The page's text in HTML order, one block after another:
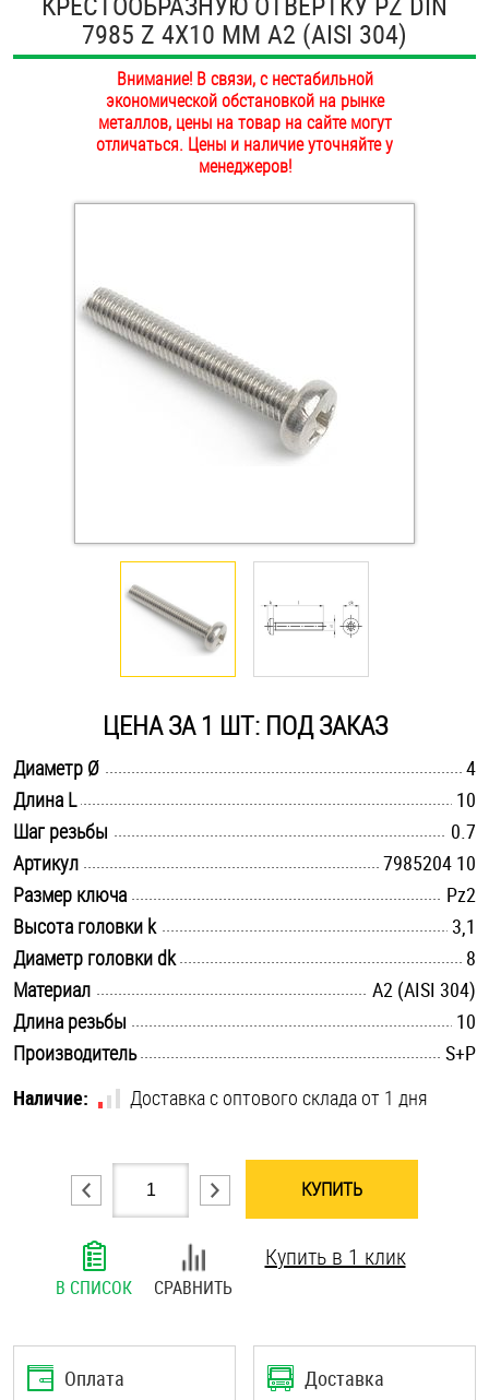
ОПЛАТА И ДОСТАВКА
НАШИ МАГАЗИНЫ
Втулки
Дюбели
Дюймовый крепёж
Инструмент
Крюки, кольца с метрической резьбой
Крюки, кольца с шурупной резьбой
Оснастка и аксессуары для яхт
Саморезы и шурупы
Стопорные кольца
Такелаж
Хомуты
Шайбы
Шпильки
Шплинты
Штифты и пальцы
7985 Z 4Х10 ММ А2 (AISI 304)
Внимание! В связи, с нестабильной
экономической обстановкой на рынке
металлов, цены на товар на сайте могут
отличаться. Цены и наличие уточняйте у
менеджеров!
ЦЕНА ЗА 1 ШТ: ПОД ЗАКАЗ
Диаметр Ø
4
Длина L
10
Шаг резьбы
0.7
Артикул
7985204 10
Размер ключа
Pz2
Высота головки k
3,1
Диаметр головки dk
8
Материал
А2 (AISI 304)
Длина резьбы
10
Производитель
S+P
Наличие:
Доставка с оптового склада от 1 дня
КУПИТЬ
В СПИСОК СРАВНИТЬ
Купить в 1 клик
Оплата Доставка